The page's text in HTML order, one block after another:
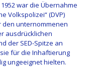
war die Übernahme
Volkspolizei“ (DVP)
den unternommenen
ausdrücklichen
der SED-Spitze an
für die Inhaftierung
ungeeignet hielten.